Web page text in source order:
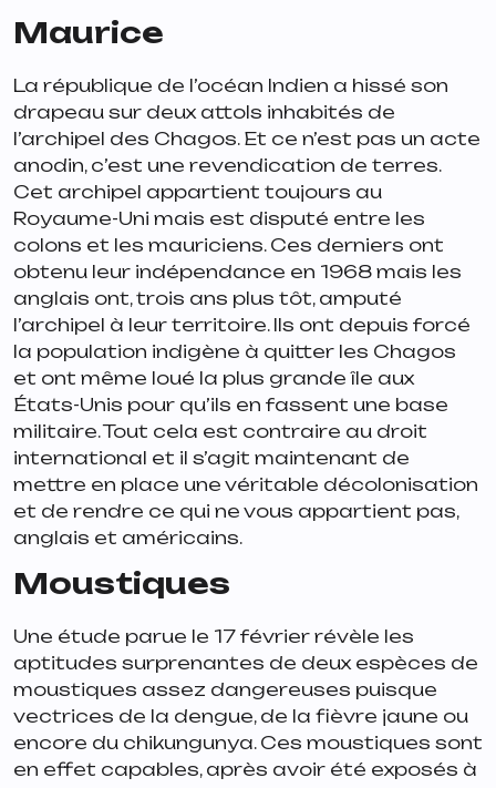
Maurice
La république de l’océan Indien a hissé son
drapeau sur deux attols inhabités de
l’archipel des Chagos. Et ce n’est pas un acte
anodin, c’est une revendication de terres.
Cet archipel appartient toujours au
Royaume-Uni mais est disputé entre les
colons et les mauriciens. Ces derniers ont
obtenu leur indépendance en 1968 mais les
anglais ont, trois ans plus tôt, amputé
l’archipel à leur territoire. Ils ont depuis forcé
la population indigène à quitter les Chagos
et ont même loué la plus grande île aux
États-Unis pour qu’ils en fassent une base
militaire. Tout cela est contraire au droit
international et il s’agit maintenant de
mettre en place une véritable décolonisation
et de rendre ce qui ne vous appartient pas,
anglais et américains.
Moustiques
Une étude parue le 17 février révèle les
aptitudes surprenantes de deux espèces de
moustiques assez dangereuses puisque
vectrices de la dengue, de la fièvre jaune ou
encore du chikungunya. Ces moustiques sont
en effet capables, après avoir été exposés à